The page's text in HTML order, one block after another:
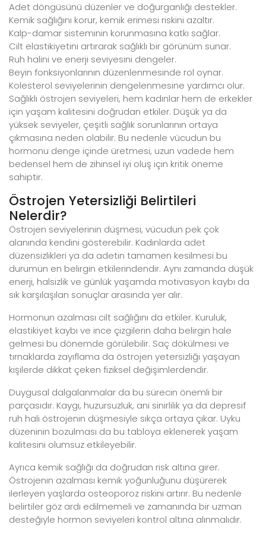
Adet döngüsünü düzenler ve doğurganlığı destekler.
Kemik sağlığını korur, kemik erimesi riskini azaltır.
Kalp-damar sisteminin korunmasına katkı sağlar.
Cilt elastikiyetini artırarak sağlıklı bir görünüm sunar.
Ruh halini ve enerji seviyesini dengeler.
Beyin fonksiyonlarının düzenlenmesinde rol oynar.
Kolesterol seviyelerinin dengelenmesine yardımcı olur.
Sağlıklı östrojen seviyeleri, hem kadınlar hem de erkekler
için yaşam kalitesini doğrudan etkiler. Düşük ya da
yüksek seviyeler, çeşitli sağlık sorunlarının ortaya
çıkmasına neden olabilir. Bu nedenle vücudun bu
hormonu denge içinde üretmesi, uzun vadede hem
bedensel hem de zihinsel iyi oluş için kritik öneme
sahiptir.
Östrojen Yetersizliği Belirtileri
Nelerdir?
Östrojen seviyelerinin düşmesi, vücudun pek çok
alanında kendini gösterebilir. Kadınlarda adet
düzensizlikleri ya da adetin tamamen kesilmesi bu
durumun en belirgin etkilerindendir. Aynı zamanda düşük
enerji, halsizlik ve günlük yaşamda motivasyon kaybı da
sık karşılaşılan sonuçlar arasında yer alır.
Hormonun azalması cilt sağlığını da etkiler. Kuruluk,
elastikiyet kaybı ve ince çizgilerin daha belirgin hale
gelmesi bu dönemde görülebilir. Saç dökülmesi ve
tırnaklarda zayıflama da östrojen yetersizliği yaşayan
kişilerde dikkat çeken fiziksel değişimlerdendir.
Duygusal dalgalanmalar da bu sürecin önemli bir
parçasıdır. Kaygı, huzursuzluk, ani sinirlilik ya da depresif
ruh hali östrojenin düşmesiyle sıkça ortaya çıkar. Uyku
düzeninin bozulması da bu tabloya eklenerek yaşam
kalitesini olumsuz etkileyebilir.
Ayrıca kemik sağlığı da doğrudan risk altına girer.
Östrojenin azalması kemik yoğunluğunu düşürerek
ilerleyen yaşlarda osteoporoz riskini artırır. Bu nedenle
belirtiler göz ardı edilmemeli ve zamanında bir uzman
desteğiyle hormon seviyeleri kontrol altına alınmalıdır.